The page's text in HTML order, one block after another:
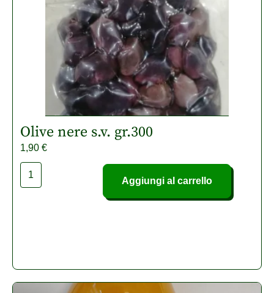
Olive nere s.v. gr.300
1,90 €
Aggiungi al carrello